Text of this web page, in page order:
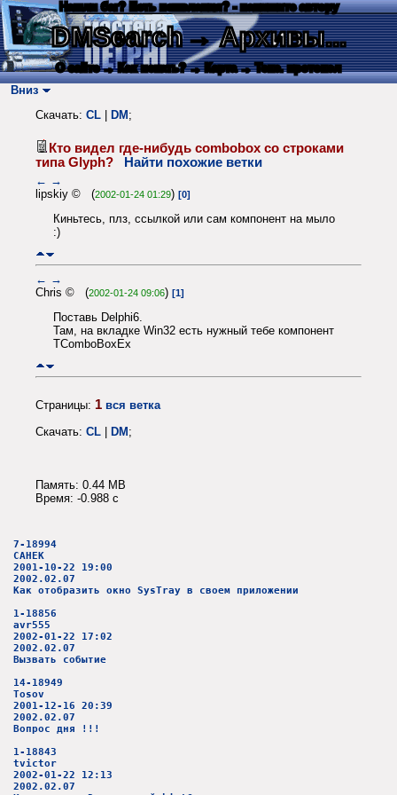
Нашли баг? Есть пожелания? - напишите автору
DMSearch→ Архивы...
О сайте → Как искать? → Карта → Текс. протокол
Вниз
Скачать: CL DM ;
Кто видел где-нибудь combobox со строками
типа Glyph?
Найти похожие ветки
← →
lipskiy © (2002-01-24 01:29) [0]
Киньтесь, плз, ссылкой или сам компонент на мыло
:)
← →
Chris © (2002-01-24 09:06) [1]
Поставь Delphi6.
Там, на вкладке Win32 есть нужный тебе компонент
TComboBoxEx
Страницы: 1 вся ветка
Скачать: CL DM ;
Память: 0.44 MB
Время: -0.988 c
7-18994
CAHEK
2001-10-22 19:00
2002.02.07
Как отобразить окно SysTray в своем приложении
1-18856
avr555
2002-01-22 17:02
2002.02.07
Вызвать событие
14-18949
Tosov
2001-12-16 20:39
2002.02.07
Вопрос дня !!!
1-18843
tvictor
2002-01-22 12:13
2002.02.07